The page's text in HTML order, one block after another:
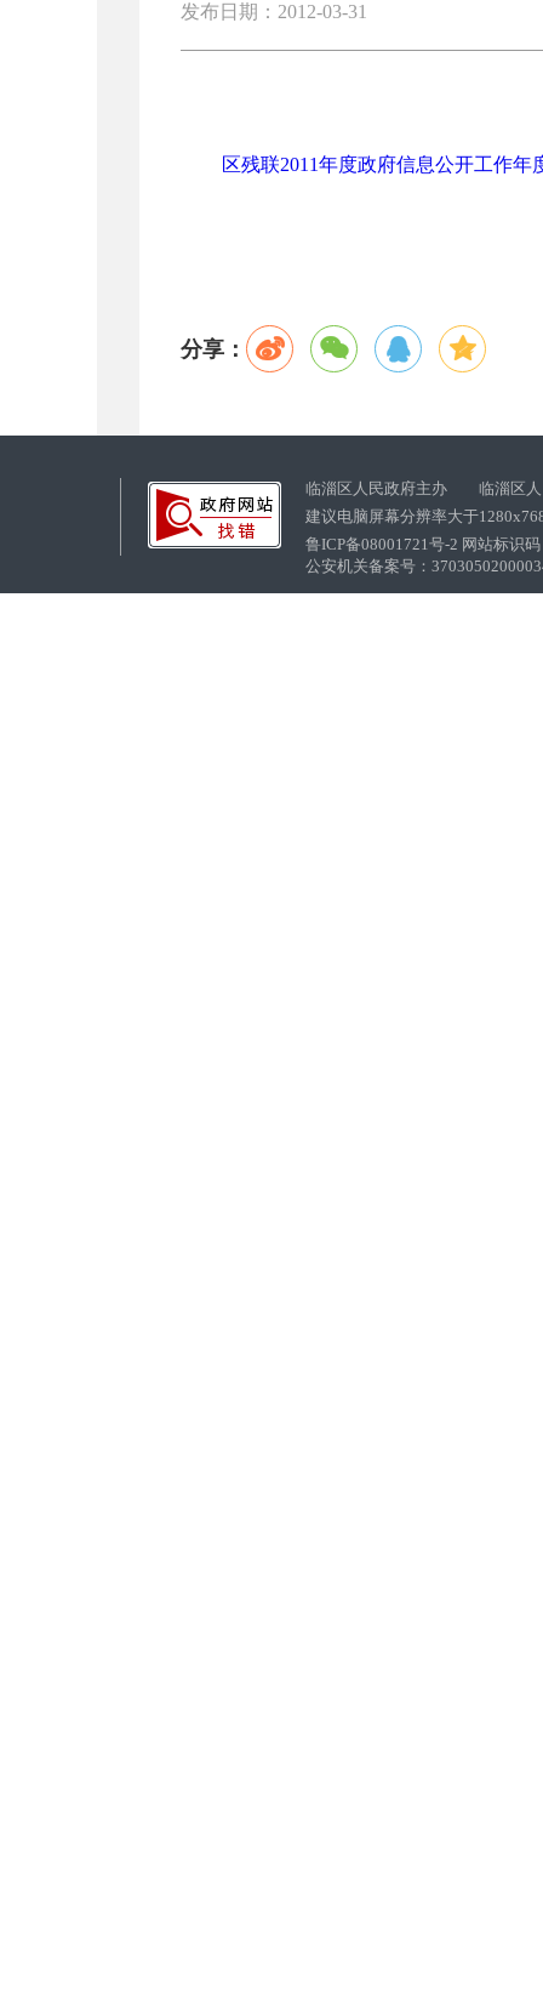
发布日期：2012-03-31
区残联2011年度政府信息公开工作年
分享：
临淄区人民政府主办 临淄区人
建议电脑屏幕分辨率大于
鲁ICP备08001721号-2 网站标识
公安机关备案号：